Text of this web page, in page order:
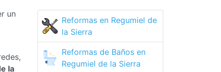
un
la
Reformas en Regumiel de
la Sierra
Reformas de Baños en
Regumiel de la Sierra